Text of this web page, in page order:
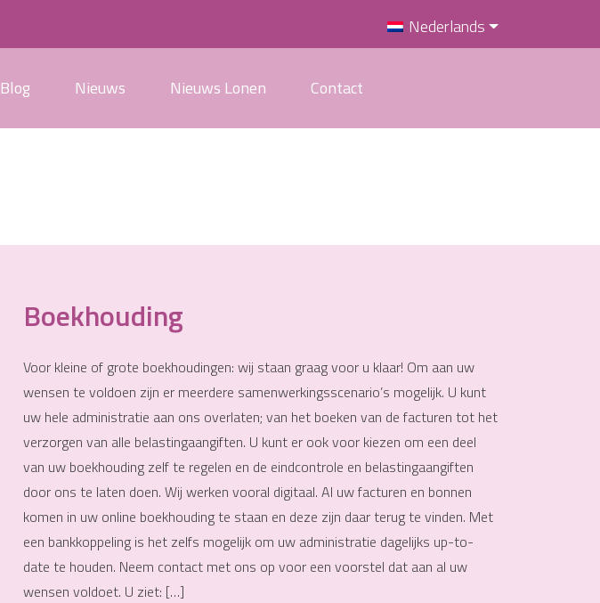
Nederlands
Blog Nieuws Nieuws Lonen Contact
Boekhouding
Voor kleine of grote boekhoudingen: wij staan graag voor u klaar! Om aan uw
wensen te voldoen zijn er meerdere samenwerkingsscenario’s mogelijk. U kunt
uw hele administratie aan ons overlaten; van het boeken van de facturen tot het
verzorgen van alle belastingaangiften. U kunt er ook voor kiezen om een deel
van uw boekhouding zelf te regelen en de eindcontrole en belastingaangiften
door ons te laten doen. Wij werken vooral digitaal. Al uw facturen en bonnen
komen in uw online boekhouding te staan en deze zijn daar terug te vinden. Met
een bankkoppeling is het zelfs mogelijk om uw administratie dagelijks up-to-
date te houden. Neem contact met ons op voor een voorstel dat aan al uw
wensen voldoet. U ziet: […]